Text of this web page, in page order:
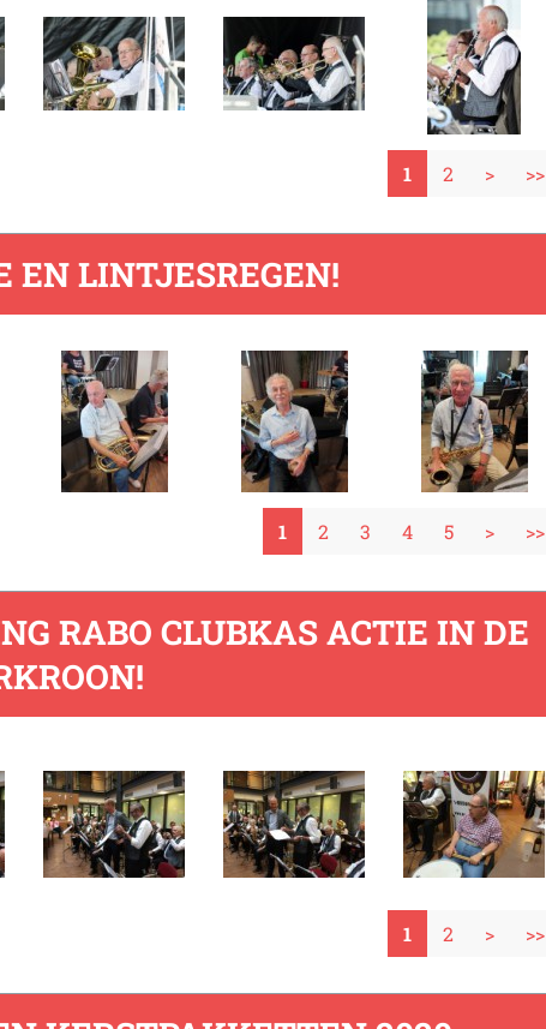
1 2 > >>
EN LINTJESREGEN!
1 2 3 4 5 > >>
RABO CLUBKAS ACTIE IN DE
1 2 > >>